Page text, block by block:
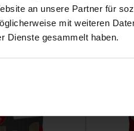
an unsere Partner für
mit weiteren
Dienste gesammelt haben.